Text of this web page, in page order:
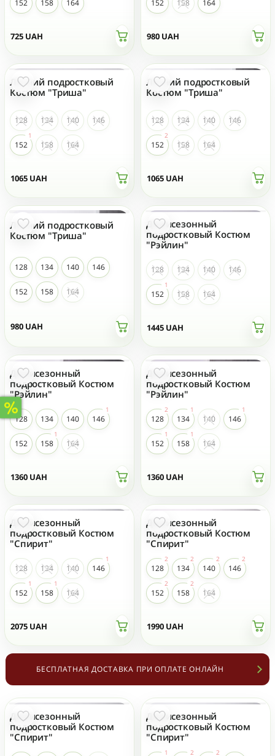
725 UAH
152 158 164
980 UAH
152 158 164
1065 UAH
Летний подростковый
Костюм "Триша"
128 134 140 146
152 158 164
1065 UAH
Летний подростковый
Костюм "Триша"
128 134 140 146
152 158 164
980 UAH
Летний подростковый
Костюм "Триша"
128 134 140 146
152 158 164
1445 UAH
Демисезонный
подростковый Костюм
"Рэйлин"
128 134 140 146
152 158 164
1360 UAH
Демисезонный
подростковый Костюм
"Рэйлин"
128 134 140 146
152 158 164
1360 UAH
Демисезонный
подростковый Костюм
"Рэйлин"
128 134 140 146
152 158 164
2075 UAH
Демисезонный
подростковый Костюм
"Спирит"
128 134 140 146
152 158 164
1990 UAH
Демисезонный
подростковый Костюм
"Спирит"
128 134 140 146
152 158 164
БЕСПЛАТНАЯ ДОСТАВКА ПРИ ОПЛАТЕ ОНЛАЙН
Демисезонный
подростковый Костюм
"Спирит"
Демисезонный
подростковый Костюм
"Спирит"